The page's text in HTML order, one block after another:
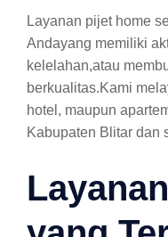
Layanan pijet home
Andayang memiliki
kelelahan,atau
berkualitas.Kami
hotel, maupun
Kabupaten Blitar dan